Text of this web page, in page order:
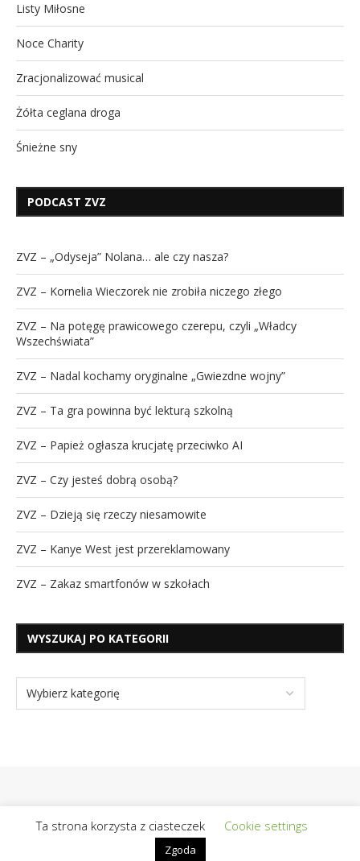
Listy Miłosne
Noce Charity
Zracjonalizować musical
Żółta ceglana droga
Śnieżne sny
PODCAST ZVZ
ZVZ – „Odyseja” Nolana… ale czy nasza?
ZVZ – Kornelia Wieczorek nie zrobiła niczego złego
ZVZ – Na potęgę prawicowego czerepu, czyli „Władcy
Wszechświata”
ZVZ – Nadal kochamy oryginalne „Gwiezdne wojny”
ZVZ – Ta gra powinna być lekturą szkolną
ZVZ – Papież ogłasza krucjatę przeciwko AI
ZVZ – Czy jesteś dobrą osobą?
ZVZ – Dzieją się rzeczy niesamowite
ZVZ – Kanye West jest przereklamowany
ZVZ – Zakaz smartfonów w szkołach
WYSZUKAJ PO KATEGORII
@2019 - Wszelkie prawa zastrzeżone | Realizacja / Hosting:
Ta strona korzysta z ciasteczek Cookie settings
Zgoda